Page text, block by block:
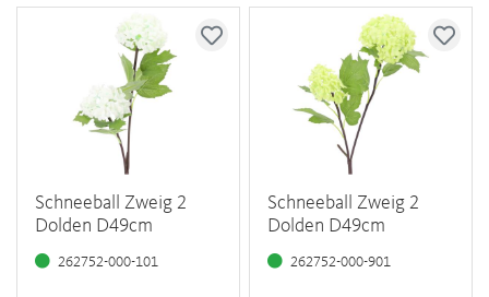
Schneeball Zweig 2
Dolden D49cm
262752-000-101
Schneeball Zweig 2
Dolden D49cm
262752-000-901